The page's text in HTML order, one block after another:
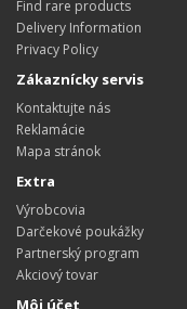
Find rare products
Delivery Information
Privacy Policy
Zákaznícky servis
Kontaktujte nás
Reklamácie
Mapa stránok
Extra
Výrobcovia
Darčekové poukážky
Partnerský program
Akciový tovar
Môj účet